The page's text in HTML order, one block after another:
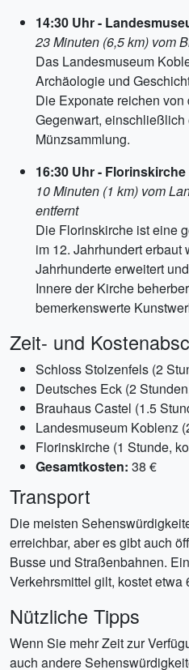
14:30 Uhr -
23 Minuten (6,5 km) vom
Das Landesmuseum
Archäologie und
Die Exponate reichen
Gegenwart,
Münzsammlung.
16:30 Uhr - Florinskirche
10 Minuten (1 km) vom
entfernt
Die Florinskirche ist eine
im 12. Jahrhundert erbaut
Jahrhunderte erweitert
Innere der Kirche
bemerkenswerte
Zeit- und
Schloss Stolzenfels (2
Deutsches Eck (2
Brauhaus Castel (1.5
Landesmuseum Koblenz
Florinskirche (1 Stunde,
Gesamtkosten: 38 €
Transport
Die meisten
erreichbar, aber es gibt auch
Busse und Straßenbahnen.
Verkehrsmittel gilt, kostet etwa
Nützliche Tipps
Wenn Sie mehr Zeit zur
auch andere